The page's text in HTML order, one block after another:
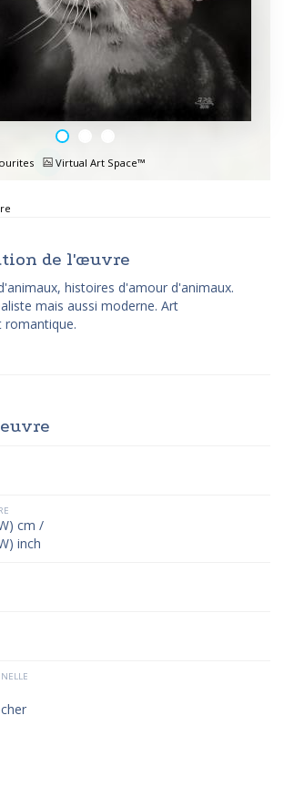
Virtual Art Space™
de l'œuvre
histoires d'amour d'animaux.
mais aussi moderne. Art
cm /
inch